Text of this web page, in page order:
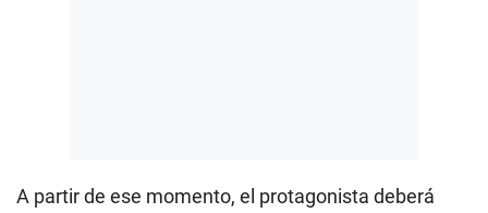
A partir de ese momento, el protagonista deberá